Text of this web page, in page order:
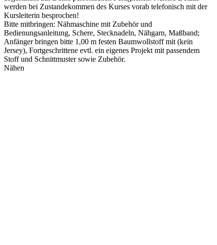
werden bei Zustandekommen des Kurses vorab telefonisch mit der
Kursleiterin besprochen!
Bitte mitbringen: Nähmaschine mit Zubehör und
Bedienungsanleitung, Schere, Stecknadeln, Nähgarn, Maßband;
Anfänger bringen bitte 1,00 m festen Baumwollstoff mit (kein
Jersey), Fortgeschrittene evtl. ein eigenes Projekt mit passendem
Stoff und Schnittmuster sowie Zubehör.
Nähen